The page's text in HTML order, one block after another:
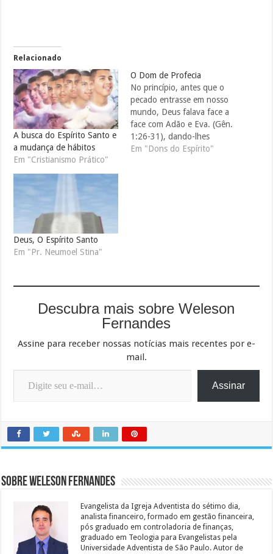
Relacionado
A busca do Espírito Santo e
a mudança de hábitos
Em "Cristianismo Prático"
O Dom de Profecia
No princípio, antes que o
pecado entrasse em nosso
mundo, Deus falava face a
face com Adão e Eva. (Gên.
1:26-31), dando-lhes
sabedoria e comunicando
Em "Dons do Espírito"
Deus, O Espírito Santo
Em "Pr. Neumoel Stina"
Descubra mais sobre Weleson
Fernandes
Assine para receber nossas notícias mais recentes por e-
mail.
Digite seu e-mail…
Assinar
Sobre Weleson Fernandes
Evangelista da Igreja Adventista do sétimo dia,
analista financeiro, formado em gestão financeira,
pós graduado em controladoria de finanças,
graduado em Teologia para Evangelistas pela
Universidade Adventista de São Paulo. Autor de